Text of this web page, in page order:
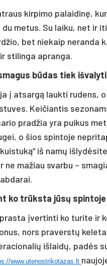
kirpimo palaidinę,
metus. Su laiku, net ir
bet niekaip neranda
stilinga apranga.
būdas tiek
į atsargą laukti rudens,
Keičiantis
pradžia yra puikus
o šios spintoje
iš namų
mažiau svarbu –
ko trūksta jūsų spintoje
įvertinti ko turite ir
nors praverstų
išlaidų, padės
www.utenostrikotazas.lt